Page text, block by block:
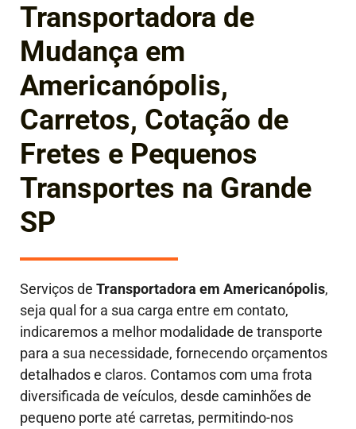
Transportadora de
Mudança em
Americanópolis,
Carretos, Cotação de
Fretes e Pequenos
Transportes na Grande
SP
Serviços de Transportadora em Americanópolis,
seja qual for a sua carga entre em contato,
indicaremos a melhor modalidade de transporte
para a sua necessidade, fornecendo orçamentos
detalhados e claros. Contamos com uma frota
diversificada de veículos, desde caminhões de
pequeno porte até carretas, permitindo-nos